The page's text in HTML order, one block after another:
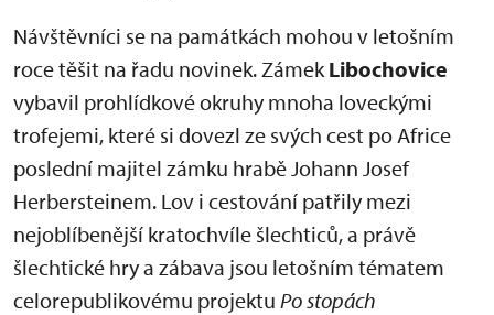
Návštěvníci se na památkách mohou v letošním
roce těšit na řadu novinek. ZámekLibochovice
vybavil prohlídkové okruhy mnoha loveckými
trofejemi, které si dovezl ze svých cest po Africe
poslední majitel zámku hrabě Johann Josef
Herbersteinem. Lov i cestování patřily mezi
nejoblíbenější kratochvíle šlechticů, a právě
šlechtické hry a zábava jsou letošním tématem
celorepublikovému projektu Po stopách